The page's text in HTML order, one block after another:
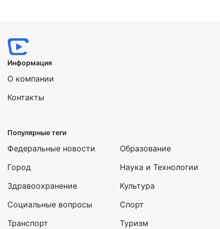
Информация
О компании
Контакты
Популярные теги
Федеральные новости
Город
Здравоохранение
Социальные вопросы
Транспорт
Образование
Наука и Технологии
Культура
Спорт
Туризм